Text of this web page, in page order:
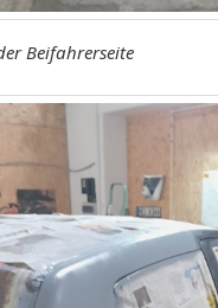
Beifahrerseite